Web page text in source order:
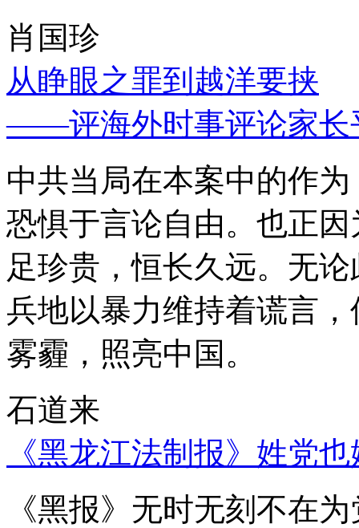
肖国珍
从睁眼之罪到越洋要挟
——评海外时事评论家长
中共当局在本案中的作
恐惧于言论自由。也正
足珍贵，恒长久远。无
兵地以暴力维持着谎言
雾霾，照亮中国。
石道来
《黑龙江法制报》姓党
《黑报》无时无刻不在